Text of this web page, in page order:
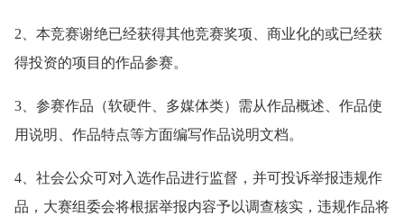
2、本竞赛谢绝已经获得其他竞赛奖项、商业化的或已经获
得投资的项目的作品参赛。
3、参赛作品（软硬件、多媒体类）需从作品概述、作品使
用说明、作品特点等方面编写作品说明文档。
4、社会公众可对入选作品进行监督，并可投诉举报违规作
品，大赛组委会将根据举报内容予以调查核实，违规作品将